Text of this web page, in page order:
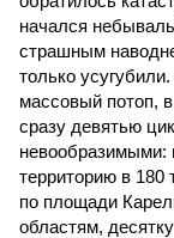
начался
страшным
только
массовый потоп,
сразу девятью
невообразимыми:
территорию в 180
по площади
областям,